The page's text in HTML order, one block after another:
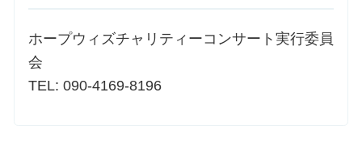
ホープウィズチャリティーコンサート実行委員
会
TEL: 090-4169-8196